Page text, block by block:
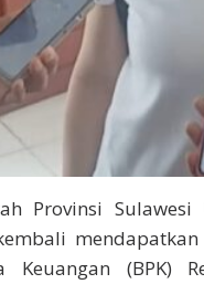
Provinsi
Keuangan (BPK)